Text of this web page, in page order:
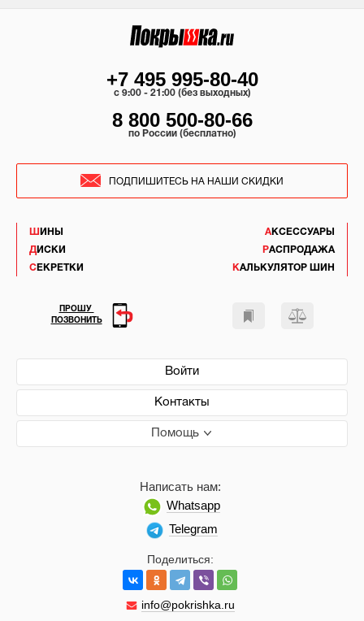
ШИНЫ
ДИСКИ
СЕКРЕТКИ
АКСЕССУАРЫ
РАСПРОДАЖА
КАЛЬКУЛЯТОР ШИН
Войти
Контакты
Помощь
Поделиться:
info@pokrishka.ru
Написать нам:
Whatsapp
Telegram
+7 495 995-80-40
c 9:00 - 21:00 (без выходных)
8 800 500-80-66
по России (бесплатно)
ПОДПИШИТЕСЬ НА НАШИ СКИДКИ
ПРОШУ
ПОЗВОНИТЬ